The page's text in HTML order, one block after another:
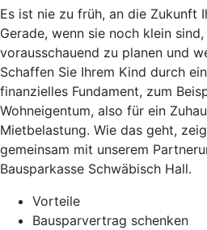
Es ist nie zu früh, an die Zukunft
Gerade, wenn sie noch klein
vorausschauend zu planen und
Schaffen Sie Ihrem Kind durch
finanzielles Fundament, zum
Wohneigentum, also für ein
Mietbelastung. Wie das geht,
gemeinsam mit unserem
Bausparkasse Schwäbisch Hall.
Vorteile
Bausparvertrag schenken